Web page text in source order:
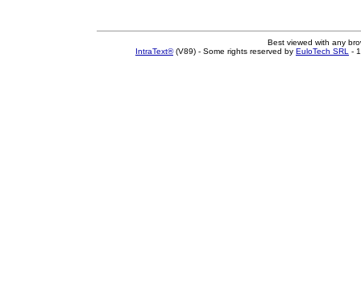
Best viewed with any
IntraText®(V89) - Some rights reserved by EuloTech SRL -